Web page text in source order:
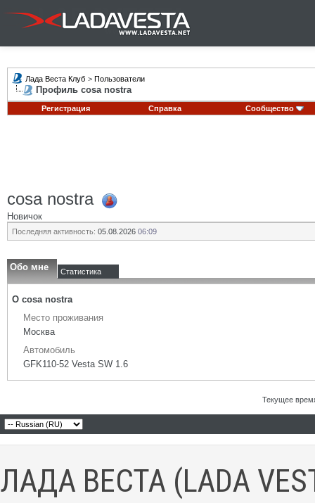
Лада Веста Клуб > Пользователи
Профиль cosa nostra
Регистрация Справка Сообщество
cosa nostra
Новичок
Последняя активность: 05.08.2026 06:09
Обо мне Статистика
О cosa nostra
Место проживания
Москва
Автомобиль
GFK110-52 Vesta SW 1.6
Текущее
ЛАДА ВЕСТА (LADA